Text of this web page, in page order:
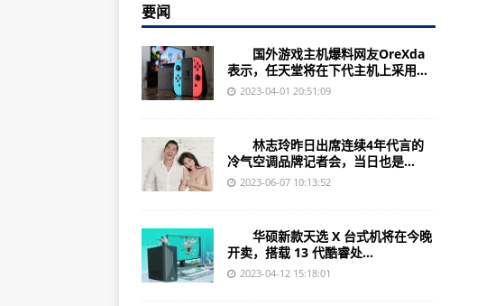
通知（食标秘发〔2023〕8号）-【独家焦点】
（成都大运纪事）“打卡”成都大运村：“村”内运
诺基亚6212c（基本功能/产品介绍）
湖北回天新材（300041）上市公司每股多少钱 流
（2023年07月20日）中华人民共和国农业农村部
这次，看有中国队的足球世界杯！—全球微动态丨
李小龙逝世50周年：有一种“传奇”叫李小龙—播报
要闻
国外游戏主机爆料网友OreXda
表示，任天堂将在下代主机上采用...
2023-04-01 20:51:09
林志玲昨日出席连续4年代言的
冷气空调品牌记者会，当日也是...
2023-06-07 10:13:52
华硕新款天选 X 台式机将在今晚
开卖，搭载 13 代酷睿处...
2023-04-12 15:18:01